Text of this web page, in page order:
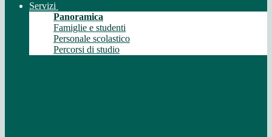
Servizi
Panoramica
Famiglie e studenti
Personale scolastico
Percorsi di studio